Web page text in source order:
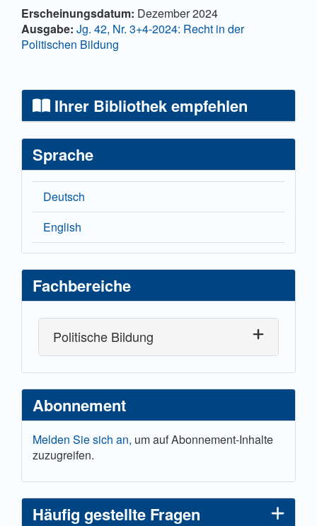
Artikel-Details
Erscheinungsdatum: Dezember 2024
Ausgabe: Jg. 42, Nr. 3+4-2024: Recht in der
Politischen Bildung
Ihrer Bibliothek empfehlen
Sprache
Deutsch
English
Fachbereiche
Politische Bildung
Abonnement
Melden Sie sich an, um auf Abonnement-Inhalte
zuzugreifen.
Häufig gestellte Fragen